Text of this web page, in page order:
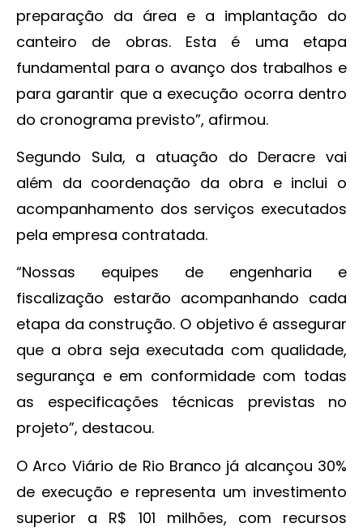
preparação da área e a implantação do
canteiro de obras. Esta é uma etapa
fundamental para o avanço dos trabalhos e
para garantir que a execução ocorra dentro
do cronograma previsto”, afirmou.
Segundo Sula, a atuação do Deracre vai
além da coordenação da obra e inclui o
acompanhamento dos serviços executados
pela empresa contratada.
“Nossas equipes de engenharia e
fiscalização estarão acompanhando cada
etapa da construção. O objetivo é assegurar
que a obra seja executada com qualidade,
segurança e em conformidade com todas
as especificações técnicas previstas no
projeto”, destacou.
O Arco Viário de Rio Branco já alcançou 30%
de execução e representa um investimento
superior a R$ 101 milhões, com recursos